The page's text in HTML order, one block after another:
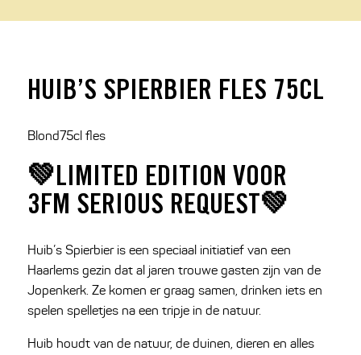
HUIB’S SPIERBIER FLES 75CL
Blond75cl fles
💚LIMITED EDITION VOOR
3FM SERIOUS REQUEST💚
Huib’s Spierbier is een speciaal initiatief van een
Haarlems gezin dat al jaren trouwe gasten zijn van de
Jopenkerk. Ze komen er graag samen, drinken iets en
spelen spelletjes na een tripje in de natuur.
Huib houdt van de natuur, de duinen, dieren en alles